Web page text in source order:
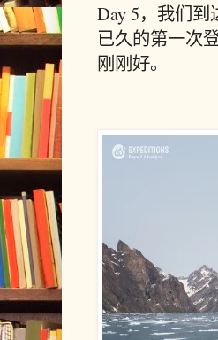
Day 5，我们
已久的第一次登
刚刚好。